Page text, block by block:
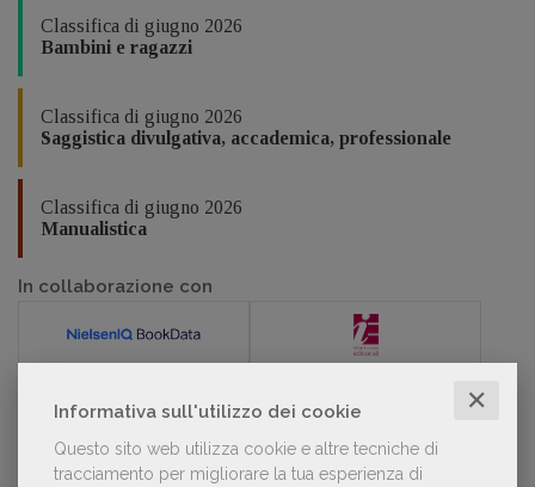
Informativa sull'utilizzo dei cookie ✕
Questo sito web utilizza cookie e altre tecniche di
tracciamento per migliorare la tua esperienza di
Classifica di giugno 2026
Bambini e ragazzi
Classifica di giugno 2026
Saggistica divulgativa, accademica, professionale
Classifica di giugno 2026
Manualistica
In collaborazione con
POLTRONE